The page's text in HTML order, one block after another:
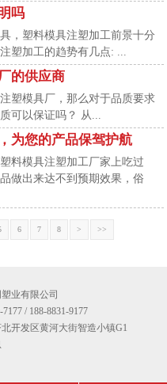
吗
，塑料模具注塑加工前景十分
塑加工的趋势有几点: ...
的供应商
塑模具厂，那么对于品质要求
可以保证吗？ 从...
为您的产品保驾护航
料模具注塑加工厂家上吃过
做出来达不到预期效果，俗
6 7 8 > >>
业有限公司
/ 188-8831-9177
开发区黄河大街智造小镇G1